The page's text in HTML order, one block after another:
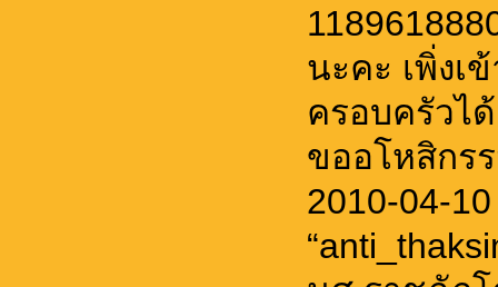
นะคะ เพิ่งเ
ครอบครัวไ
ขออโหสิกร
2010-04-